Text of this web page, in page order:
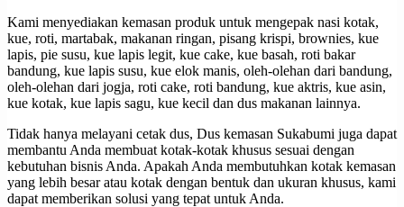
Kami menyediakan kemasan produk untuk mengepak nasi kotak,
kue, roti, martabak, makanan ringan, pisang krispi, brownies, kue
lapis, pie susu, kue lapis legit, kue cake, kue basah, roti bakar
bandung, kue lapis susu, kue elok manis, oleh-olehan dari bandung,
oleh-olehan dari jogja, roti cake, roti bandung, kue aktris, kue asin,
kue kotak, kue lapis sagu, kue kecil dan dus makanan lainnya.
Tidak hanya melayani cetak dus, Dus kemasan Sukabumi juga dapat
membantu Anda membuat kotak-kotak khusus sesuai dengan
kebutuhan bisnis Anda. Apakah Anda membutuhkan kotak kemasan
yang lebih besar atau kotak dengan bentuk dan ukuran khusus, kami
dapat memberikan solusi yang tepat untuk Anda.